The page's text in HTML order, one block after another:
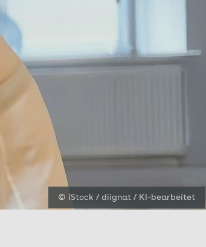
© iStock / diignat / KI-bearbeitet